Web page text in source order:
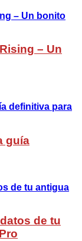
– Un
guía
de tu